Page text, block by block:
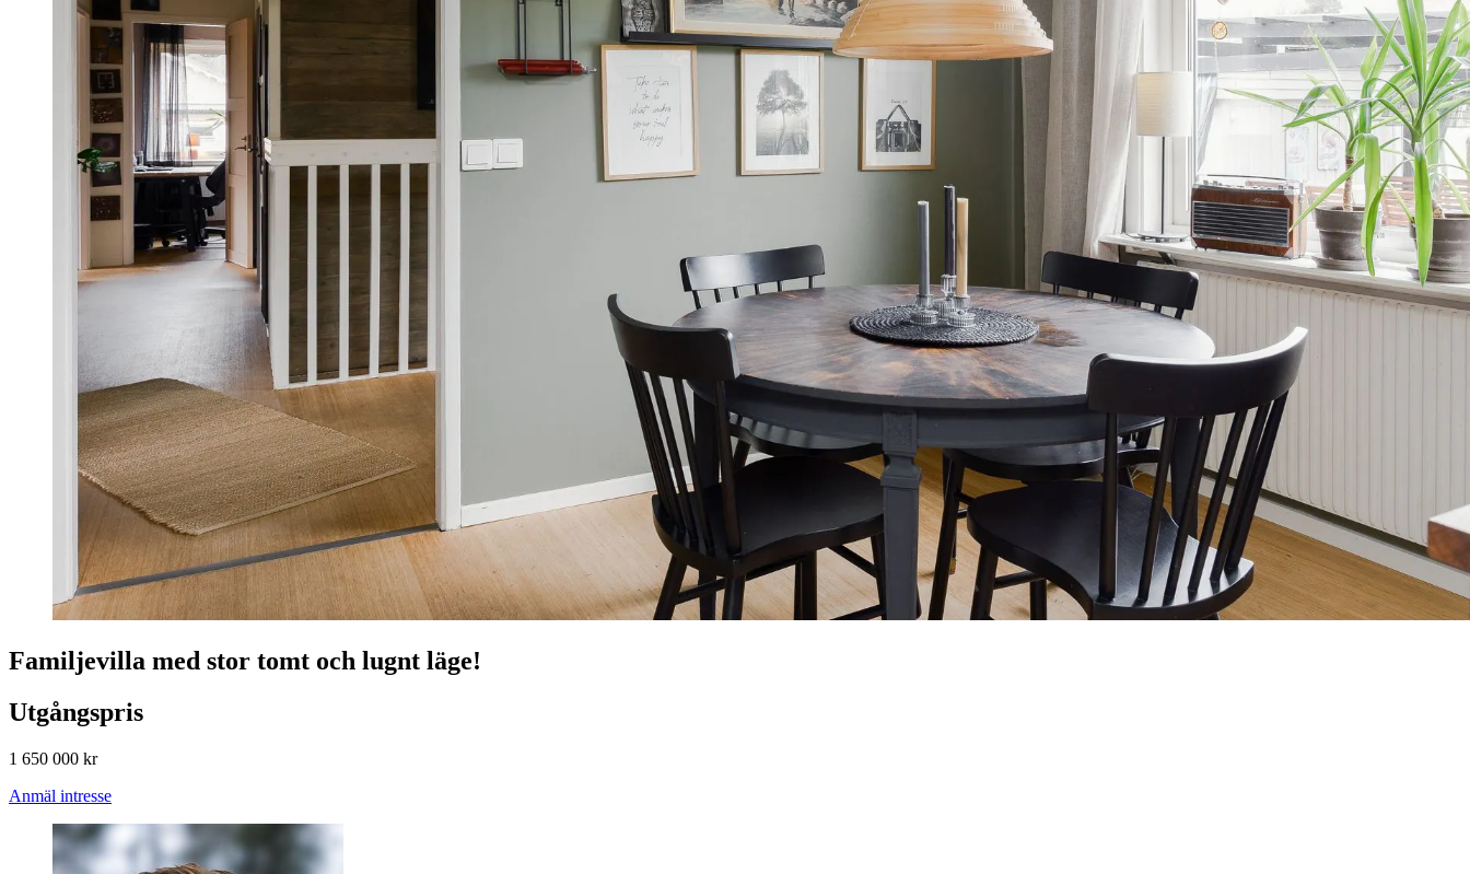
Familjevilla med stor tomt och lugnt läge!
Utgångspris
1 650 000 kr
Anmäl intresse